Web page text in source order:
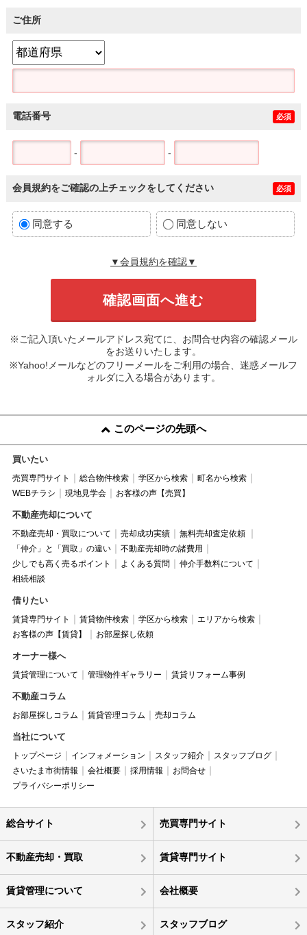
ご住所
電話番号 必須
- -
会員規約をご確認の上チェックをしてください 必須
同意する 同意しない
▼会員規約を確認▼
※ご記入頂いたメールアドレス宛てに、お問合せ内容の確認メール
をお送りいたします。
※Yahoo!メールなどのフリーメールをご利用の場合、迷惑メールフ
ォルダに入る場合があります。
このページの先頭へ
買いたい
売買専門サイト 総合物件検索 学区から検索
町名から検索
WEBチラシ
現地見学会 お客様の声【売買】
不動産売却について
不動産売却・買取について 売却成功実績
無料売却査定依頼
「仲介」と「買取」の違い
不動産売却時の諸費用
少しでも高く売るポイント
よくある質問
仲介手数料について
相続相談
借りたい
賃貸専門サイト 賃貸物件検索 学区から検索
エリアから検索
お客様の声【賃貸】
お部屋探し依頼
オーナー様へ
賃貸管理について 管理物件ギャラリー 賃貸リフォーム事例
不動産コラム
お部屋探しコラム 賃貸管理コラム 売却コラム
当社について
トップページ インフォメーション スタッフ紹介
スタッフブログ
さいたま市街情報
会社概要 採用情報
お問合せ
プライバシーポリシー
総合サイト 売買専門サイト
不動産売却・買取 賃貸専門サイト
賃貸管理について 会社概要
スタッフ紹介 スタッフブログ